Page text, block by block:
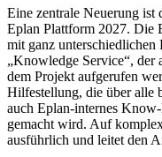
Eine zentrale Neuerung
Eplan Plattform 2027. Die
mit ganz
„Knowledge Service“, der
dem Projekt aufgerufen
Hilfestellung, die über alle
auch Eplan-internes
gemacht wird. Auf
ausführlich und leitet den